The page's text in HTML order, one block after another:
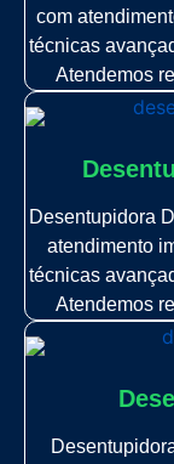
com
técnicas
Atendemos
Desentupidora
atendimento
técnicas
Atendemos